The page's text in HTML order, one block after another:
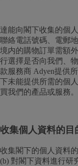
達能向閣下收集的個
聯絡電話號碼、電郵
境内的購物訂單需額
行選擇是否向我們、
款服務商 Adyen提供
下未能提供所需的個
買我們的產品或服務。
收集個人資料的目
收集閣下的個人資料
(b) 對閣下資料進行研